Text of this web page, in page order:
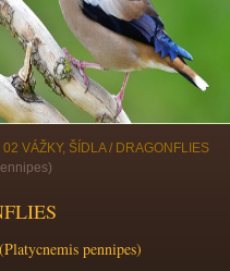
02 VÁŽKY, ŠÍDLA / DRAGONFLIES
pennipes)